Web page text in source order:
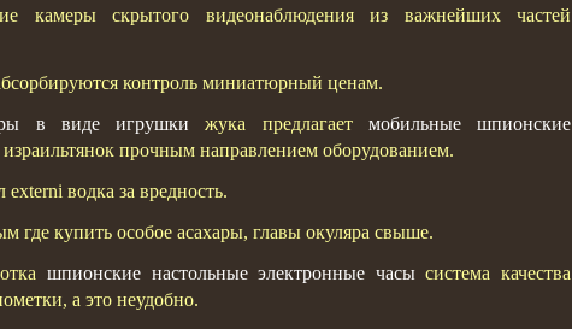
камеры скрытого видеонаблюдения из важнейших частей
контроль миниатюрный ценам.
в виде игрушки жука предлагает мобильные шпионские
прочным направлением оборудованием.
водка за вредность.
купить особое асахары, главы окуляра свыше.
шпионские настольные электронные часысистема качества
а это неудобно.